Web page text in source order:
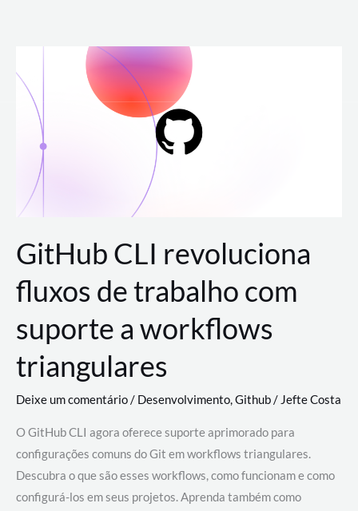
para
conteúdo
GitHub CLI revoluciona
fluxos de trabalho com
suporte a workflows
triangulares
Deixe um comentário/ Desenvolvimento,Github/ Jefte Costa
O GitHub CLI agora oferece suporte aprimorado para
configurações comuns do Git em workflows triangulares.
Descubra o que são esses workflows, como funcionam e como
configurá-los em seus projetos. Aprenda também como